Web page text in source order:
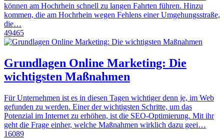
können am Hochrhein schnell zu langen Fahrten führen. Hinzu
kommen, die am Hochrhein wegen Fehlens einer Umgehungsstraße,
die…
49465
Grundlagen Online Marketing: Die
wichtigsten Maßnahmen
Für Unternehmen ist es in diesen Tagen wichtiger denn je, im Web
gefunden zu werden. Einer der wichtigsten Schritte, um das
Potenzial im Internet zu erhöhen, ist die SEO-Optimierung. Mit ihr
geht die Frage einher, welche Maßnahmen wirklich dazu geei…
16089